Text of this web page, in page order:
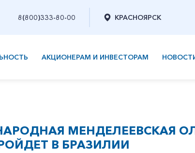
8(800)333-80-00 КРАСНОЯРСК
АКЦИОНЕРАМ И ИНВЕСТОРАМ
МЕНДЕЛЕЕВСКАЯ
В БРАЗИЛИИ